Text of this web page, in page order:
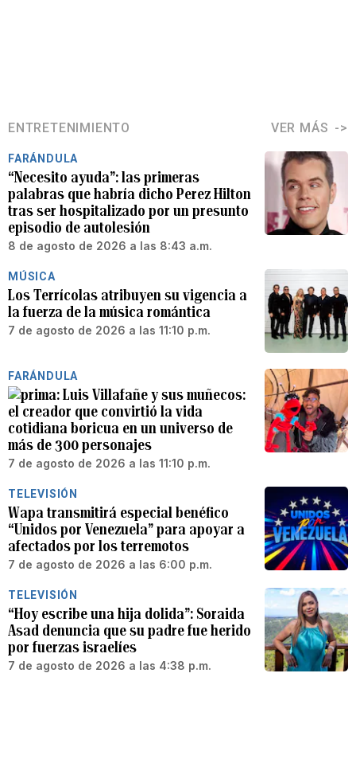
ENTRETENIMIENTO VER MÁS
FARÁNDULA
“Necesito ayuda”: las primeras
palabras que habría dicho Perez Hilton
tras ser hospitalizado por un presunto
episodio de autolesión
8 de agosto de 2026 a las 8:43 a.m.
MÚSICA
Los Terrícolas atribuyen su vigencia a
la fuerza de la música romántica
7 de agosto de 2026 a las 11:10 p.m.
FARÁNDULA
Luis Villafañe y sus muñecos:
el creador que convirtió la vida
cotidiana boricua en un universo de
más de 300 personajes
7 de agosto de 2026 a las 11:10 p.m.
TELEVISIÓN
Wapa transmitirá especial benéfico
“Unidos por Venezuela” para apoyar a
afectados por los terremotos
7 de agosto de 2026 a las 6:00 p.m.
TELEVISIÓN
“Hoy escribe una hija dolida”: Soraida
Asad denuncia que su padre fue herido
por fuerzas israelíes
7 de agosto de 2026 a las 4:38 p.m.